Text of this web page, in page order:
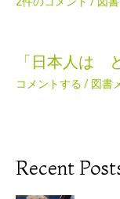
「日本人は
コメントする / 図書
Recent